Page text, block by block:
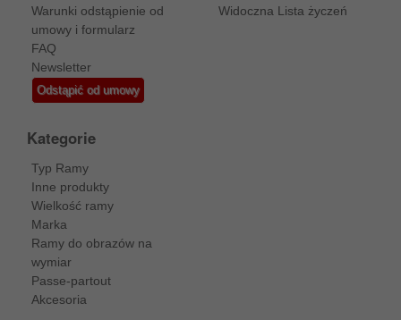
Warunki odstąpienie od
umowy i formularz
FAQ
Newsletter
Odstąpić od umowy
Widoczna Lista życzeń
Kategorie
Typ Ramy
Inne produkty
Wielkość ramy
Marka
Ramy do obrazów na
wymiar
Passe-partout
Akcesoria